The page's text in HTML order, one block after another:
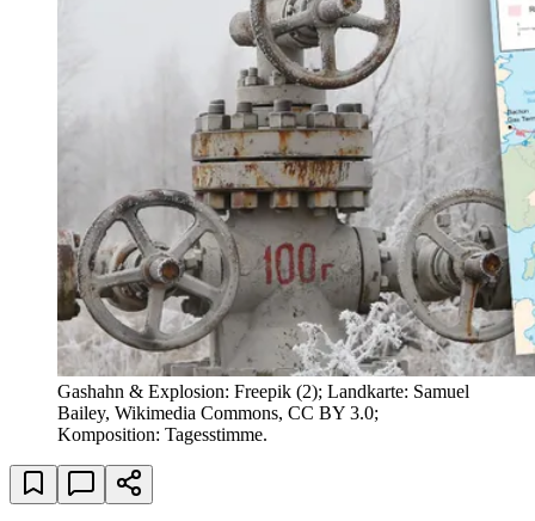
Gashahn & Explosion: Freepik (2); Landkarte: Samuel
Bailey, Wikimedia Commons, CC BY 3.0;
Komposition: Tagesstimme.